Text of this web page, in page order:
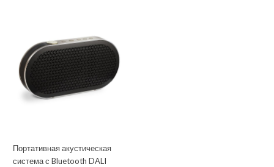
Портативная акустическая
система с Bluetooth DALI